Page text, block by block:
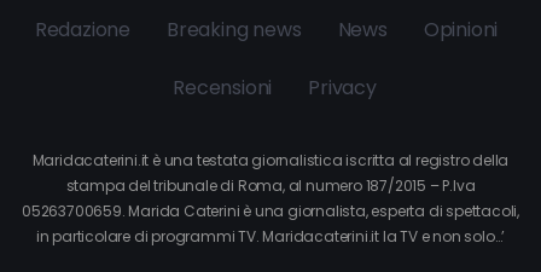
Redazione Breaking news News Opinioni
Recensioni Privacy
Maridacaterini.it è una testata giornalistica iscritta al registro della
stampa del tribunale di Roma, al numero 187/2015 – P.Iva
05263700659. Marida Caterini è una giornalista, esperta di spettacoli,
in particolare di programmi TV. Maridacaterini.it la TV e non solo…’